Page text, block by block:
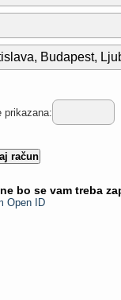
prikazana:
bo se vam treba
Open ID